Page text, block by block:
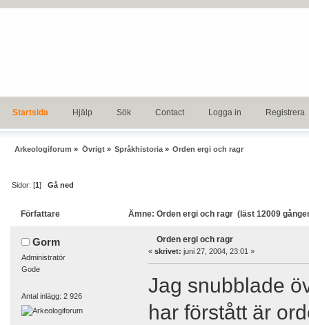
Startsida Hjälp Sök Contact Logga in Registrera
Arkeologiforum » Övrigt» Språkhistoria» Orden ergi och ragr
Sidor: [1]Gå ned
Författare Ämne: Orden ergi och ragr (läst 12009
Gorm
Administratör
Gode
Antal inlägg: 2 926
Orden ergi och ragr
« skrivet: juni 27, 2004, 23:01 »
Jag snubblade
har förstått är